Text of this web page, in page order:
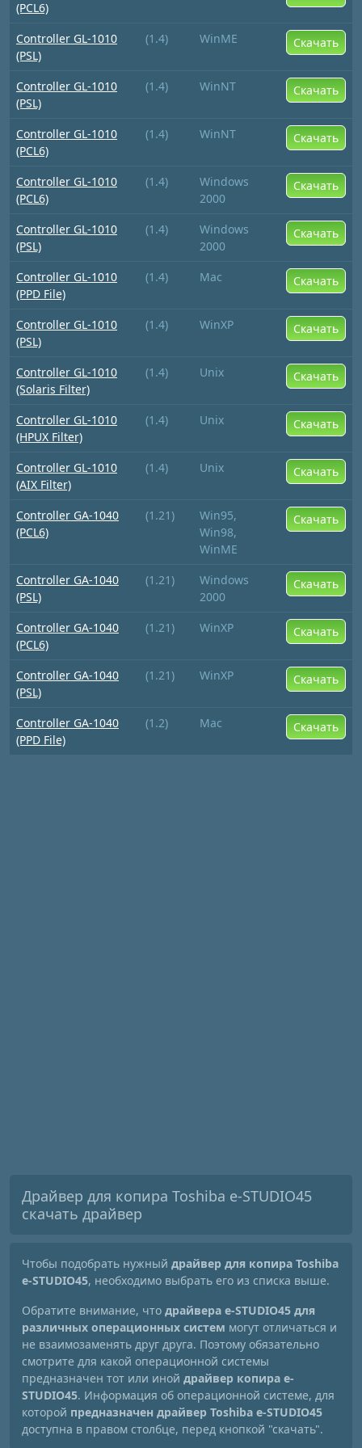
(PCL6)
Controller GL-1010
(PSL)
(1.4) WinME Скачать
Controller GL-1010
(PSL)
(1.4) WinNT Скачать
Controller GL-1010
(PCL6)
(1.4) WinNT Скачать
Controller GL-1010
(PCL6)
(1.4)
Windows
2000
Скачать
Controller GL-1010
(PSL)
(1.4)
Windows
2000
Скачать
Controller GL-1010
(PPD File)
(1.4) Mac Скачать
Controller GL-1010
(PSL)
(1.4) WinXP Скачать
Controller GL-1010
(Solaris Filter)
(1.4) Unix Скачать
Controller GL-1010
(HPUX Filter)
(1.4) Unix Скачать
Controller GL-1010
(AIX Filter)
(1.4) Unix Скачать
Controller GA-1040
(PCL6)
(1.21)
Win95,
Win98,
WinME
Скачать
Controller GA-1040
(PSL)
(1.21)
Windows
2000
Скачать
Controller GA-1040
(PCL6)
(1.21) WinXP Скачать
Controller GA-1040
(PSL)
(1.21) WinXP Скачать
Controller GA-1040
(PPD File)
(1.2) Mac Скачать
Драйвер для копира Toshiba e-STUDIO45
скачать драйвер
Чтобы подобрать нужный драйвер для копира Toshiba
e-STUDIO45, необходимо выбрать его из списка выше.
Обратите внимание, что драйвера e-STUDIO45 для
различных операционных систем могут отличаться и
не взаимозаменять друг друга. Поэтому обязательно
смотрите для какой операционной системы
предназначен тот или иной драйвер копира e-
STUDIO45. Информация об операционной системе, для
которой предназначен драйвер Toshiba e-STUDIO45
доступна в правом столбце, перед кнопкой "скачать".